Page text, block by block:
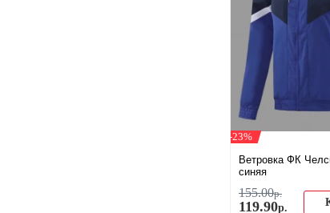
-23%
Ветровка ФК
синяя
155.00р.
119.90р.